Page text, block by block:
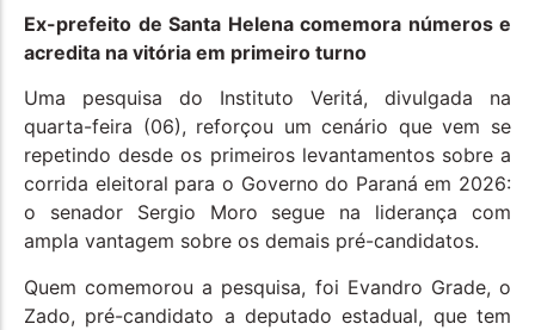
Ex-prefeito de Santa Helena comemora números e
acredita na vitória em primeiro turno
Uma pesquisa do Instituto Veritá, divulgada na
quarta-feira (06), reforçou um cenário que vem se
repetindo desde os primeiros levantamentos sobre a
corrida eleitoral para o Governo do Paraná em 2026:
o senador Sergio Moro segue na liderança com
ampla vantagem sobre os demais pré-candidatos.
Quem comemorou a pesquisa, foi Evandro Grade, o
Zado, pré-candidato a deputado estadual, que tem